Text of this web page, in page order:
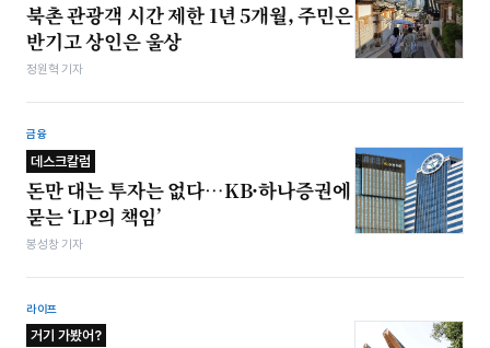
북촌 관광객 시간 제한 1년 5개월, 주민은
반기고 상인은 울상
정원혁 기자
금융
데스크칼럼
돈만 대는 투자는 없다…KB·하나증권에
묻는 ‘LP의 책임’
봉성창 기자
라이프
거기 가봤어?